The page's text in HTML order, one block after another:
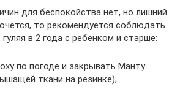
для беспокойства нет, но лишний
то рекомендуется соблюдать
в 2 года с ребенком и старше:
по погоде и закрывать Манту
ткани на резинке);